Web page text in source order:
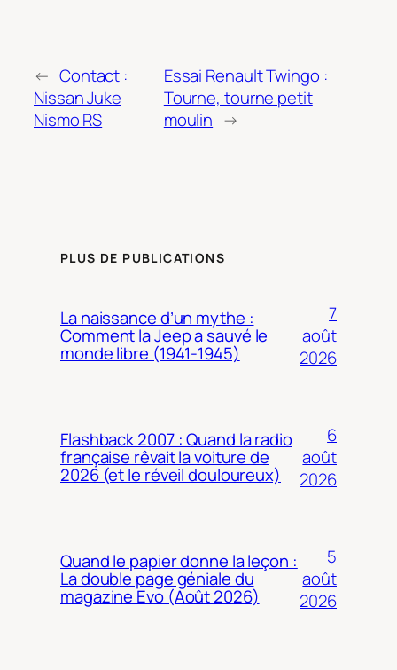
← Contact :
Nissan Juke
Nismo RS
Essai Renault Twingo :
Tourne, tourne petit
moulin →
PLUS DE PUBLICATIONS
La naissance d’un mythe :
Comment la Jeep a sauvé le
monde libre (1941-1945)
7
août
2026
Flashback 2007 : Quand la radio
française rêvait la voiture de
2026 (et le réveil douloureux)
6
août
2026
Quand le papier donne la leçon :
La double page géniale du
magazine Evo (Août 2026)
5
août
2026